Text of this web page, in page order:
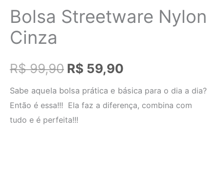
Bolsa Streetware Nylon
Cinza
R$99,90 R$ 59,90
Sabe aquela bolsa prática e básica para o dia a dia?
Então é essa!!! Ela faz a diferença, combina com
tudo e é perfeita!!!